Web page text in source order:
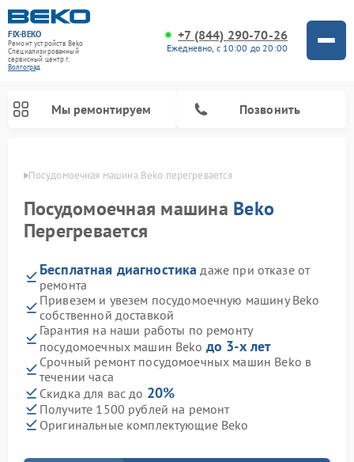
FIX-BEKO
Ремонт устройств Beko
Специализированный
cервисный центр г.
Волгоград
+7 (844) 290-70-26
Ежедневно, с 10:00 до 20:00
Мы ремонтируем Позвонить
Посудомоечная машина Beko перегревается
Посудомоечная машина Beko
Перегревается
Бесплатная диагностика даже при отказе от
ремонта
Привезем и увезем посудомоечную машину Beko
собственной доставкой
Гарантия на наши работы по ремонту
посудомоечных машин Beko до 3-х лет
Срочный ремонт посудомоечных машин Beko в
течении часа
Скидка для вас до 20%
Получите 1500 рублей на ремонт
Оригинальные комплектующие Beko